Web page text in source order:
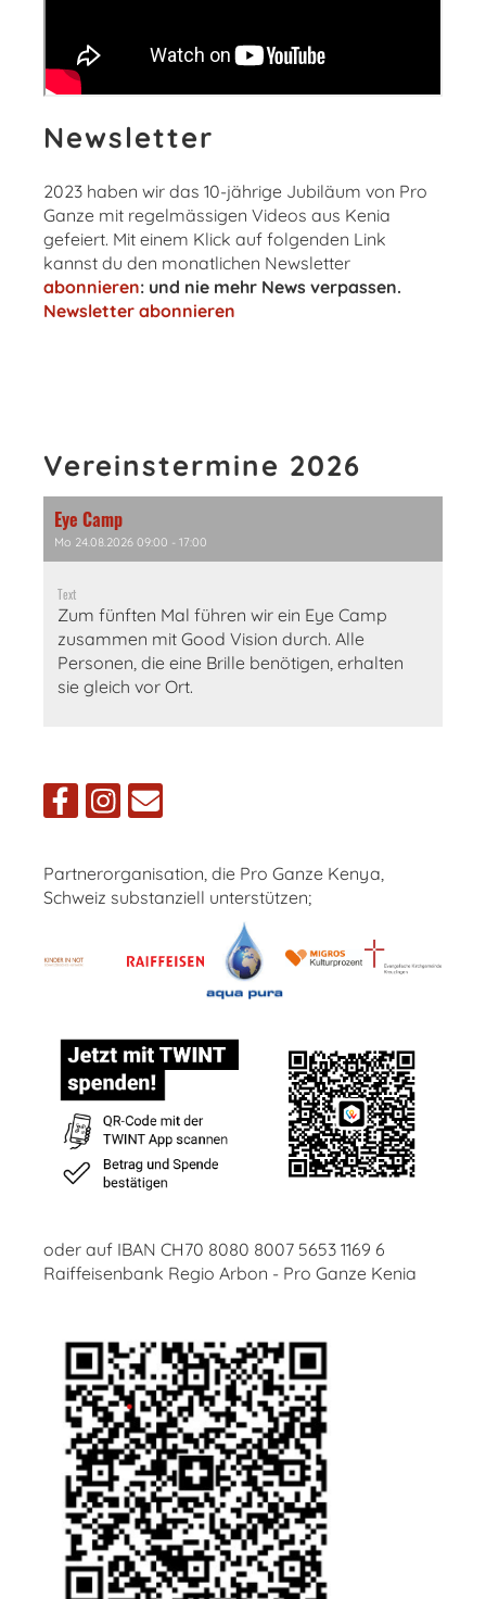
Newsletter
2023 haben wir das 10-jährige Jubiläum von Pro
Ganze mit regelmässigen Videos aus Kenia
gefeiert. Mit einem Klick auf folgenden Link
kannst du den monatlichen Newsletter
abonnieren: und nie mehr News verpassen.
Newsletter abonnieren
Vereinstermine 2026
Eye Camp
Mo 24.08.2026 09:00 - 17:00
Text
Zum fünften Mal führen wir ein Eye Camp
zusammen mit Good Vision durch. Alle
Personen, die eine Brille benötigen, erhalten
sie gleich vor Ort.
Partnerorganisation, die Pro Ganze Kenya,
Schweiz substanziell unterstützen;
oder auf IBAN CH70 8080 8007 5653 1169 6
Raiffeisenbank Regio Arbon - Pro Ganze Kenia